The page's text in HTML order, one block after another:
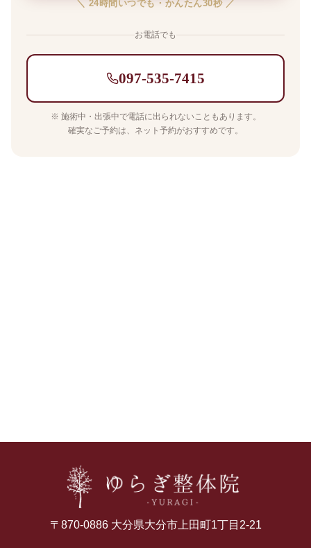
＼ 24時間いつでも・かんたん30秒 ／
お電話でも
097-535-7415
※ 施術中・出張中で電話に出られないこともあります。
確実なご予約は、ネット予約がおすすめです。
〒870-0886 大分県大分市上田町1丁目2-21